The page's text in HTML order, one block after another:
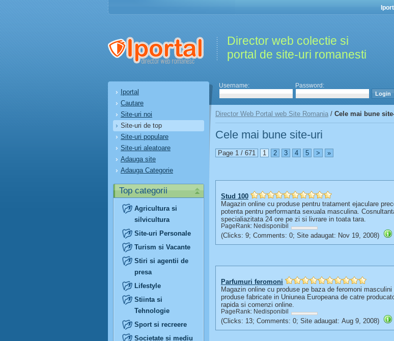
Director web colectie si
portal de site-uri romanesti
Iportal
Cautare
Site-uri noi
Site-uri de top
Site-uri populare
Site-uri aleatoare
Adauga site
Adauga Categorie
Top categorii
Agricultura si
silvicultura
Site-uri Personale
Turism si Vacante
Stiri si agentii de
presa
Lifestyle
Stiinta si
Tehnologie
Sport si recreere
Societate si mediu
Username:
Password:
Director Web Portal web Site Romania / Cele mai bune
Cele mai bune site-uri
Page 1 / 671 1 2 3 4 5 > »
Stud 100
Magazin online cu produse pentru tratament ejaculare
potenta pentru performanta sexuala masculina.
specialiazitata 24 ore pe zi si livrare in toata tara.
PageRank: Nedisponibil
(Clicks: 9; Comments: 0; Site adaugat: Nov 19, 2008)
Parfumuri feromoni
Magazin online cu produse pe baza de feromoni
produse fabricate in Uniunea Europeana de catre
rapida si comenzi online.
PageRank: Nedisponibil
(Clicks: 13; Comments: 0; Site adaugat: Aug 9, 2008)